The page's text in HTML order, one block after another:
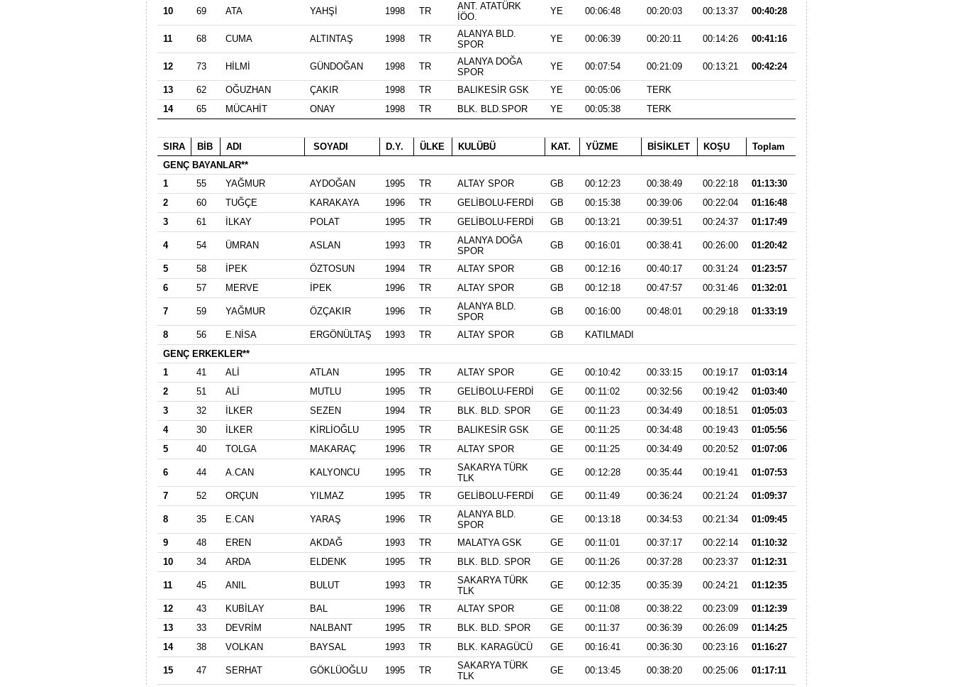
10 69 ATA YAHŞİ 1998 TR
ANT. ATATÜRK
İÖO.
YE 00:06:48 00:20:03 00:13:37 00:40:28
11 68 CUMA ALTINTAŞ 1998 TR
ALANYA BLD.
SPOR
YE 00:06:39 00:20:11 00:14:26 00:41:16
12 73 HİLMİ GÜNDOĞAN 1998 TR
ALANYA DOĞA
SPOR
YE 00:07:54 00:21:09 00:13:21 00:42:24
13 62 OĞUZHAN ÇAKIR 1998 TR BALIKESİR GSK YE 00:05:06
TERK
14
65 MÜCAHİT ONAY 1998 TR BLK. BLD.SPOR YE 00:05:38 TERK
SIRA BİB ADI SOYADI D.Y. ÜLKE KULÜBÜ KAT. YÜZME BİSİKLET KOŞU
Toplam
GENÇ BAYANLAR**
1
55 YAĞMUR AYDOĞAN 1995 TR ALTAY SPOR GB 00:12:23 00:38:49 00:22:18
01:13:30
2
60 TUĞÇE KARAKAYA 1996 TR GELİBOLU-FERDİ GB 00:15:38 00:39:06 00:22:04
01:16:48
3
61 İLKAY POLAT 1995 TR GELİBOLU-FERDİ GB 00:13:21 00:39:51 00:24:37 01:17:49
4 54 ÜMRAN ASLAN 1993 TR
ALANYA DOĞA
SPOR
GB 00:16:01 00:38:41 00:26:00 01:20:42
5 58 İPEK ÖZTOSUN 1994 TR ALTAY SPOR GB 00:12:16 00:40:17 00:31:24
01:23:57
6
57 MERVE İPEK 1996 TR ALTAY SPOR GB 00:12:18 00:47:57 00:31:46 01:32:01
7 59 YAĞMUR ÖZÇAKIR 1996 TR
ALANYA BLD.
SPOR
GB 00:16:00 00:48:01 00:29:18 01:33:19
8 56 E.NİSA ERGÖNÜLTAŞ 1993 TR ALTAY SPOR GB
KATILMADI
GENÇ ERKEKLER**
1
41 ALİ ATLAN 1995 TR ALTAY SPOR GE 00:10:42 00:33:15 00:19:17
01:03:14
2
51 ALİ MUTLU 1995 TR GELİBOLU-FERDİ GE 00:11:02 00:32:56 00:19:42
01:03:40
3
32 İLKER SEZEN 1994 TR BLK. BLD. SPOR GE 00:11:23 00:34:49 00:18:51
01:05:03
4
30 İLKER KİRLİOĞLU 1995 TR BALIKESİR GSK GE 00:11:25 00:34:48 00:19:43
01:05:56
5
40 TOLGA MAKARAÇ 1996 TR ALTAY SPOR GE 00:11:25 00:34:49 00:20:52 01:07:06
6 44 A.CAN KALYONCU 1995 TR
SAKARYA TÜRK
TLK
GE 00:12:28 00:35:44 00:19:41 01:07:53
7 52 ORÇUN YILMAZ 1995 TR GELİBOLU-FERDİ GE 00:11:49 00:36:24 00:21:24 01:09:37
8 35 E.CAN YARAŞ 1996 TR
ALANYA BLD.
SPOR
GE 00:13:18 00:34:53 00:21:34 01:09:45
9 48 EREN AKDAĞ 1993 TR MALATYA GSK GE 00:11:01 00:37:17 00:22:14
01:10:32
10
34 ARDA ELDENK 1995 TR BLK. BLD. SPOR GE 00:11:26 00:37:28 00:23:37 01:12:31
11 45 ANIL BULUT 1993 TR
SAKARYA TÜRK
TLK
GE 00:12:35 00:35:39 00:24:21 01:12:35
12 43 KUBİLAY BAL 1996 TR ALTAY SPOR GE 00:11:08 00:38:22 00:23:09
01:12:39
13
33 DEVRİM NALBANT 1995 TR BLK. BLD. SPOR GE 00:11:37 00:36:39 00:26:09
01:14:25
14
38 VOLKAN BAYSAL 1993 TR BLK. KARAGÜCÜ GE 00:16:41 00:36:30 00:23:16 01:16:27
15 47 SERHAT GÖKLÜOĞLU 1995 TR
SAKARYA TÜRK
TLK
GE 00:13:45 00:38:20 00:25:06 01:17:11